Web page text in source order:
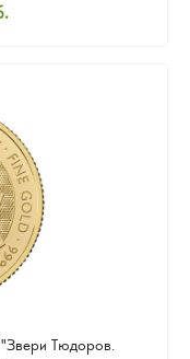
Тюдоров.